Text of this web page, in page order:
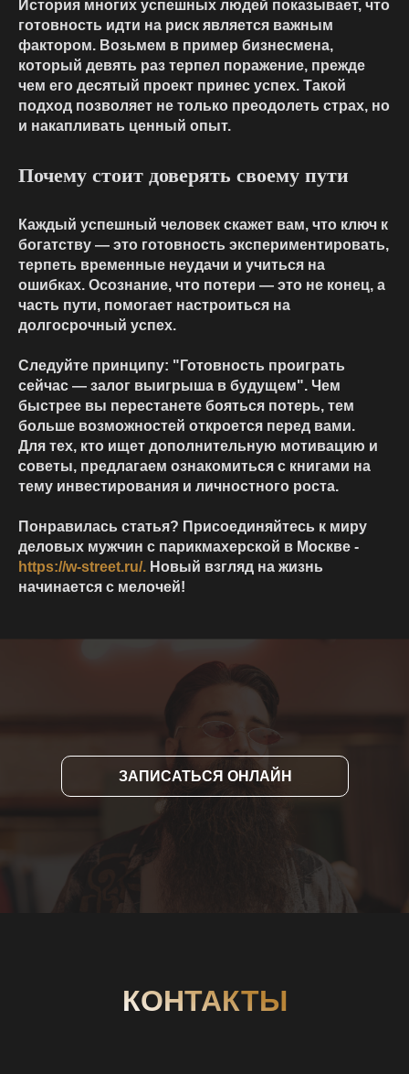
История многих успешных людей показывает, что
готовность идти на риск является важным
фактором. Возьмем в пример бизнесмена,
который девять раз терпел поражение, прежде
чем его десятый проект принес успех. Такой
подход позволяет не только преодолеть страх, но
и накапливать ценный опыт.
Почему стоит доверять своему пути
Каждый успешный человек скажет вам, что ключ к
богатству — это готовность экспериментировать,
терпеть временные неудачи и учиться на
ошибках. Осознание, что потери — это не конец, а
часть пути, помогает настроиться на
долгосрочный успех.
Следуйте принципу: "Готовность проиграть
сейчас — залог выигрыша в будущем". Чем
быстрее вы перестанете бояться потерь, тем
больше возможностей откроется перед вами.
Для тех, кто ищет дополнительную мотивацию и
советы, предлагаем ознакомиться с книгами на
тему инвестирования и личностного роста.
Понравилась статья? Присоединяйтесь к миру
деловых мужчин с парикмахерской в Москве -
https://w-street.ru/. Новый взгляд на жизнь
начинается с мелочей!
ЗАПИСАТЬСЯ ОНЛАЙН
КОНТАКТЫ